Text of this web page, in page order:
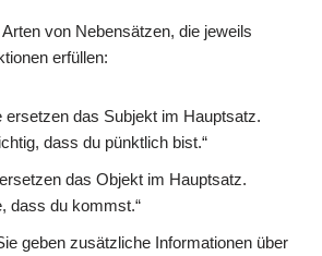
von Nebensätzen, die jeweils
erfüllen:
ersetzen das Subjekt im Hauptsatz.
dass du pünktlich bist.“
das Objekt im Hauptsatz.
dass du kommst.“
geben zusätzliche Informationen über